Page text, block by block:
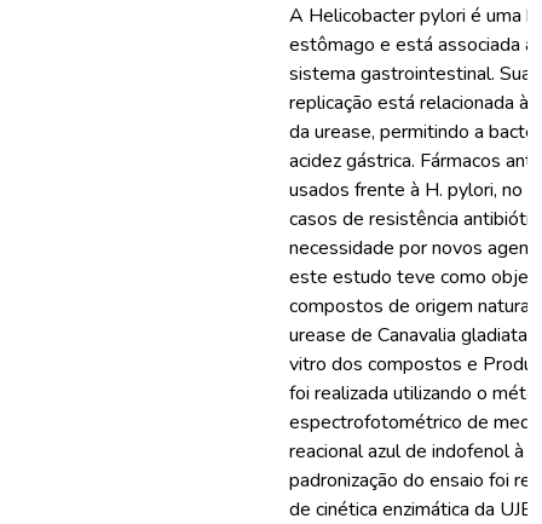
A Helicobacter pylori é uma
estômago e está associada
sistema gastrointestinal. Sua
replicação está relacionada à
da urease, permitindo a
acidez gástrica. Fármacos
usados frente à H. pylori, no
casos de resistência
necessidade por novos
este estudo teve como
compostos de origem
urease de Canavalia gladiata
vitro dos compostos e
foi realizada utilizando o
espectrofotométrico de
reacional azul de indofenol à
padronização do ensaio foi
de cinética enzimática da